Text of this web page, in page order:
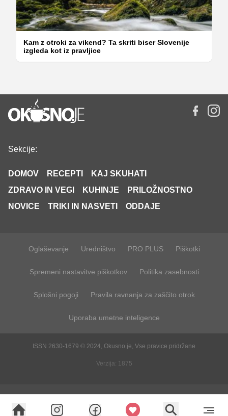
Kam z otroki za vikend? Ta skriti biser Slovenije
izgleda kot iz pravljice
Sekcije:
DOMOV RECEPTI
KAJ SKUHATI
ZDRAVO IN VEGI
KUHINJE
PRILOŽNOSTNO
NOVICE
TRIKI IN NASVETI ODDAJE
Oglaševanje Uredništvo PRO PLUS Piškotki
Spremeni nastavitve piškotkov Politika zasebnosti
Splošni pogoji Pravila ravnanja za zaščito otrok
Uporaba umetne inteligence
ISSN 2630-1679 © 2024, Okusno.je, Vse pravice pridržane
Verzija: 1875